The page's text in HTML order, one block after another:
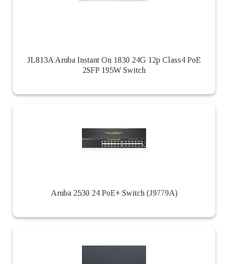
JL813A Aruba Instant On 1830 24G 12p Class4 PoE
2SFP 195W Switch
Aruba 2530 24 PoE+ Switch (J9779A)